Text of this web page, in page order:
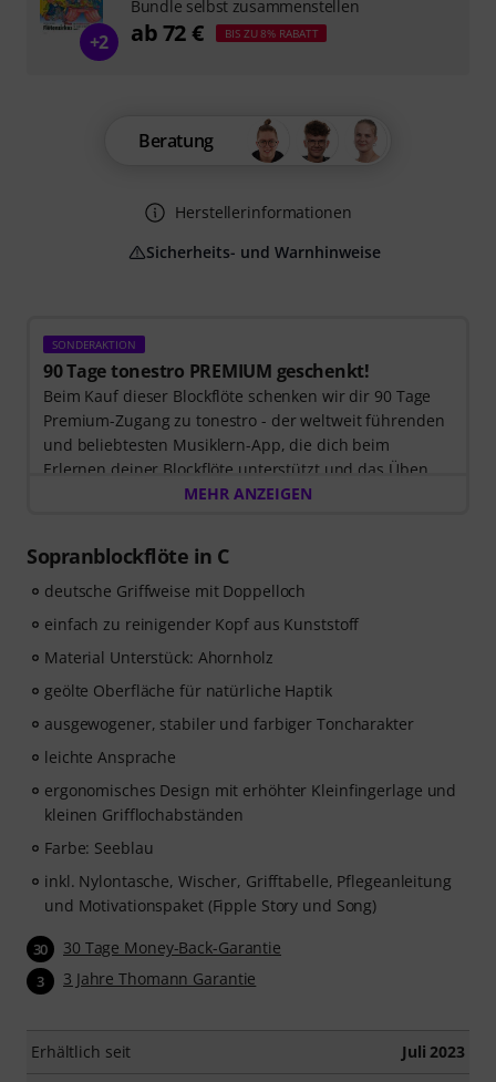
SONDERAKTION
90 Tage tonestro PREMIUM geschenkt!
Beim Kauf dieser Blockflöte schenken wir dir 90 Tage
Premium-Zugang zu tonestro - der weltweit führenden
und beliebtesten Musiklern-App, die dich beim
Erlernen deiner Blockflöte unterstützt und das Üben
zum Vergnügen wird. Entdecke die Welt der Musik mit
270 zielgerichteten Übungen
Das interaktive Live-Feedback von tonestro hört dir
beim Spielen zu, analysiert jeden gespielten Ton und
gibt dir unmittelbar Rückmeldung zur Tonhöhe und
Rhythmus. Ergreife jetzt die Chance, deiner
Blockflötenfähigkeiten flexibel, effektiv und mit Freude
zu entwickeln – zu jeder Zeit, an jedem Ort. Keine
automatische Verlängerung!
MEHR ANZEIGEN
Sopranblockflöte in C
deutsche Griffweise mit Doppelloch
einfach zu reinigender Kopf aus Kunststoff
Material Unterstück: Ahornholz
geölte Oberfläche für natürliche Haptik
ausgewogener, stabiler und farbiger Toncharakter
leichte Ansprache
ergonomisches Design mit erhöhter Kleinfingerlage und
kleinen Grifflochabständen
Farbe: Seeblau
inkl. Nylontasche, Wischer, Grifftabelle, Pflegeanleitung
und Motivationspaket (Fipple Story und Song)
30 30 Tage Money-Back-Garantie
3 3 Jahre Thomann Garantie
Erhältlich seit Juli 2023
Beratung
Herstellerinformationen
Sicherheits- und Warnhinweise
+2
Bundle selbst zusammenstellen
ab 72 € BIS ZU 8% RABATT